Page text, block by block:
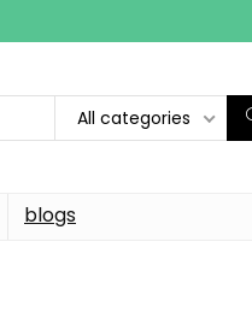
All categories
blogs